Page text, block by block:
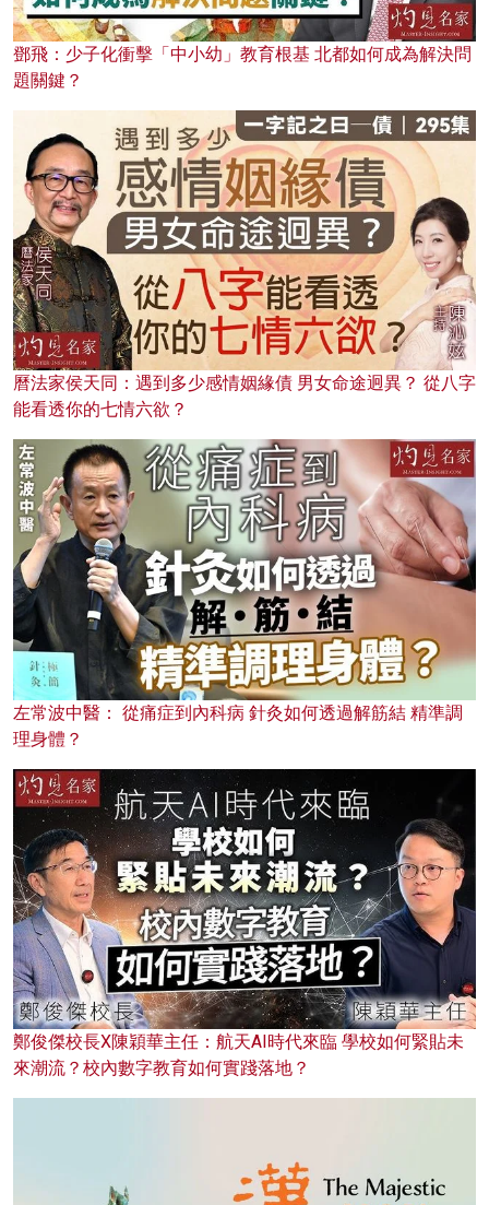
鄧飛：少子化衝擊「中小幼」教育根基 北都如何成為解決問
題關鍵？
曆法家侯天同：遇到多少感情姻緣債 男女命途迥異？ 從八字
能看透你的七情六欲？
左常波中醫： 從痛症到內科病 針灸如何透過解筋結 精準調
理身體？
鄭俊傑校長X陳穎華主任：航天AI時代來臨 學校如何緊貼未
來潮流？校內數字教育如何實踐落地？